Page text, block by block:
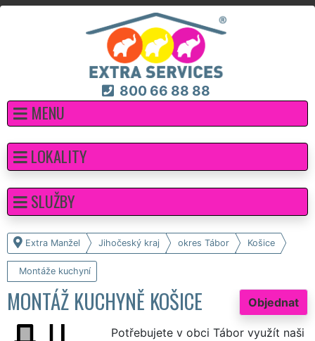
800 66 88 88
MENU
Extra Manžel Jihočeský kraj okres Tábor Košice
Montáže kuchyní
Objednat
MONTÁŽ KUCHYNĚ KOŠICE
Potřebujete v obci Tábor využít naši
LOKALITY
SLUŽBY